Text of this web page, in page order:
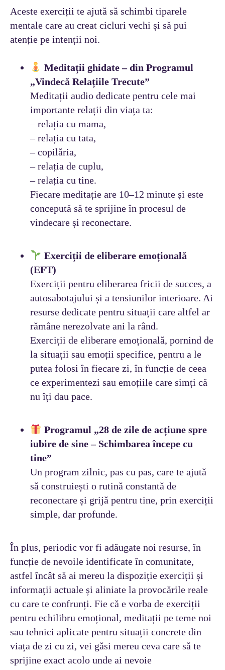
Aceste exerciții te ajută să schimbi tiparele
mentale care au creat cicluri vechi și să pui
atenție pe intenții noi.
Meditații ghidate – din Programul
„Vindecă Relațiile Trecute”
Meditații audio dedicate pentru cele mai
importante relații din viața ta:
– relația cu mama,
– relația cu tata,
– copilăria,
– relația de cuplu,
– relația cu tine.
Fiecare meditație are 10–12 minute și este
concepută să te sprijine în procesul de
vindecare și reconectare.
Exerciții de eliberare emoțională
(EFT)
Exerciții pentru eliberarea fricii de succes, a
autosabotajului și a tensiunilor interioare. Ai
resurse dedicate pentru situații care altfel ar
rămâne nerezolvate ani la rând.
Exerciții de eliberare emoțională, pornind de
la situații sau emoții specifice, pentru a le
putea folosi în fiecare zi, în funcție de ceea
ce experimentezi sau emoțiile care simți că
nu îți dau pace.
Programul „28 de zile de acțiune spre
iubire de sine – Schimbarea începe cu
tine”
Un program zilnic, pas cu pas, care te ajută
să construiești o rutină constantă de
reconectare și grijă pentru tine, prin exerciții
simple, dar profunde.
În plus, periodic vor fi adăugate noi resurse, în
funcție de nevoile identificate în comunitate,
astfel încât să ai mereu la dispoziție exerciții și
informații actuale și aliniate la provocările reale
cu care te confrunți. Fie că e vorba de exerciții
pentru echilibru emoțional, meditații pe teme noi
sau tehnici aplicate pentru situații concrete din
viața de zi cu zi, vei găsi mereu ceva care să te
sprijine exact acolo unde ai nevoie